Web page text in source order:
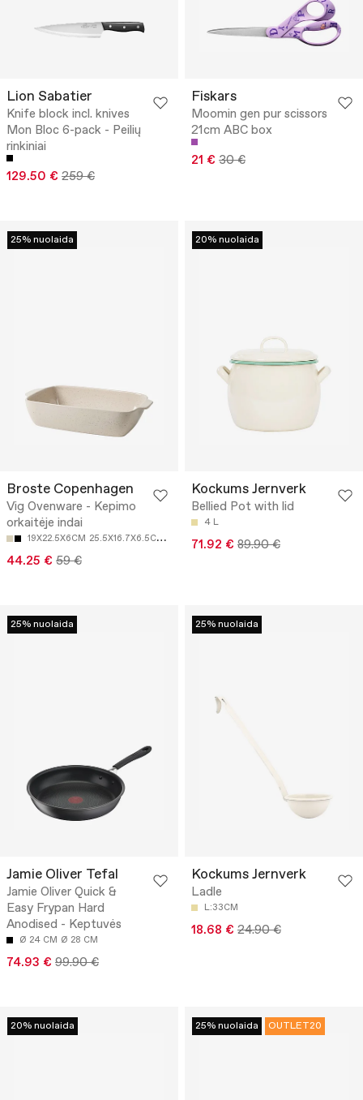
Lion Sabatier
Knife block incl. knives
Mon Bloc 6-pack - Peilių
rinkiniai
129.50 € 259 €
Fiskars
Moomin gen pur scissors
21cm ABC box
21 € 30 €
25% nuolaida
Broste Copenhagen
Vig Ovenware - Kepimo
orkaitėje indai
19X22.5X6CM 25.5X16.7X6.5CM 33X20.5X7.5CM 40X26X8CM
44.25 € 59 €
20% nuolaida
Kockums Jernverk
Bellied Pot with lid
4 L
71.92 € 89.90 €
25% nuolaida
Jamie Oliver Tefal
Jamie Oliver Quick &
Easy Frypan Hard
Anodised - Keptuvės
Ø 24 CM Ø 28 CM
74.93 € 99.90 €
25% nuolaida
Kockums Jernverk
Ladle
L:33CM
18.68 € 24.90 €
20% nuolaida 25% nuolaida OUTLET20